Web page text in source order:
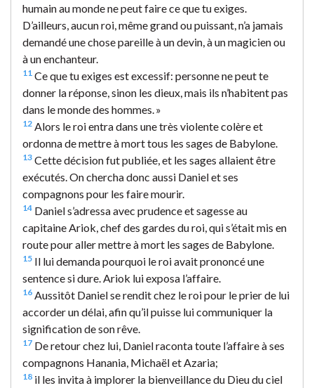
humain au monde ne peut faire ce que tu exiges.
D’ailleurs, aucun roi, même grand ou puissant, n’a jamais
demandé une chose pareille à un devin, à un magicien ou
à un enchanteur.
11 Ce que tu exiges est excessif: personne ne peut te
donner la réponse, sinon les dieux, mais ils n’habitent pas
dans le monde des hommes. »
12 Alors le roi entra dans une très violente colère et
ordonna de mettre à mort tous les sages de Babylone.
13 Cette décision fut publiée, et les sages allaient être
exécutés. On chercha donc aussi Daniel et ses
compagnons pour les faire mourir.
14 Daniel s’adressa avec prudence et sagesse au
capitaine Ariok, chef des gardes du roi, qui s’était mis en
route pour aller mettre à mort les sages de Babylone.
15 Il lui demanda pourquoi le roi avait prononcé une
sentence si dure. Ariok lui exposa l’affaire.
16 Aussitôt Daniel se rendit chez le roi pour le prier de lui
accorder un délai, afin qu’il puisse lui communiquer la
signification de son rêve.
17 De retour chez lui, Daniel raconta toute l’affaire à ses
compagnons Hanania, Michaël et Azaria;
18 il les invita à implorer la bienveillance du Dieu du ciel